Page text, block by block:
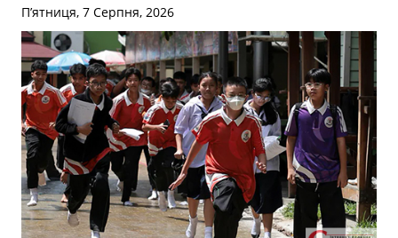
П’ятниця, 7 Серпня, 2026